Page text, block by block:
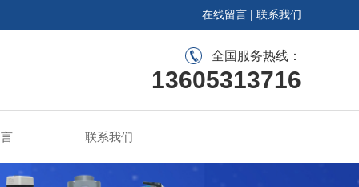
在线留言 | 联系我们
全国服务热线：
13605313716
联系我们